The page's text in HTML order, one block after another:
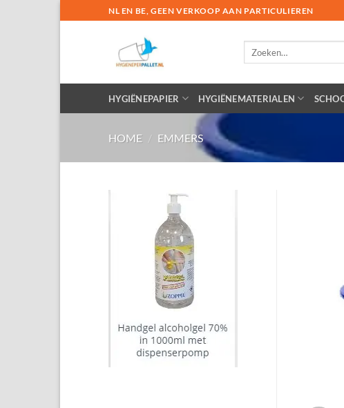
naar
NL EN BE, GEEN VERKOOP AAN PARTICULIEREN
HYGIËNEPAPIER HYGIËNEMATERIALEN
HOME / EMMERS